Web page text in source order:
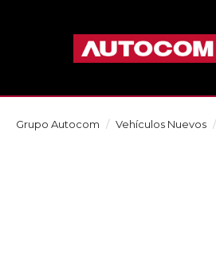
Grupo Autocom Vehículos Nuevos